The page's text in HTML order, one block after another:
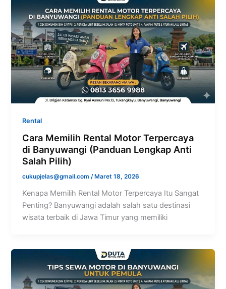
Rental
Cara Memilih Rental Motor Terpercaya
di Banyuwangi (Panduan Lengkap Anti
Salah Pilih)
cukupjelas@gmail.com/ Maret 18, 2026
Kenapa Memilih Rental Motor Terpercaya Itu Sangat
Penting? Banyuwangi adalah salah satu destinasi
wisata terbaik di Jawa Timur yang memiliki